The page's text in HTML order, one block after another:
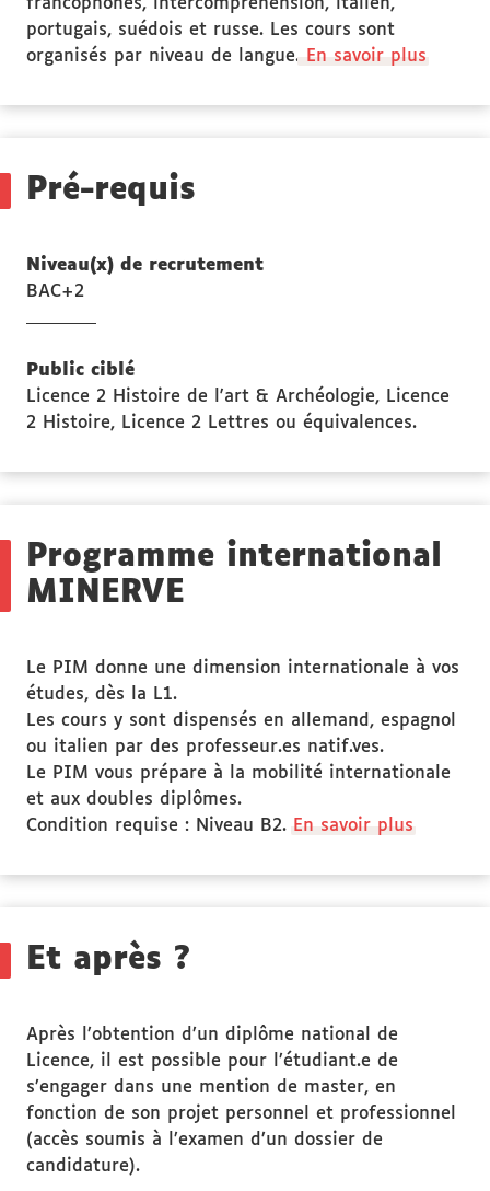
francophones, intercompréhension, italien,
portugais, suédois et russe. Les cours sont
organisés par niveau de langue.
En savoir plus
Pré-requis
Niveau(x) de recrutement
BAC+2
Public ciblé
Licence 2 Histoire de l'art & Archéologie, Licence
2 Histoire, Licence 2 Lettres ou équivalences.
Programme international
MINERVE
Le PIM donne une dimension internationale à vos
études, dès la L1.
Les cours y sont dispensés en allemand, espagnol
ou italien par des professeur.es natif.ves.
Le PIM vous prépare à la mobilité internationale
et aux doubles diplômes.
Condition requise : Niveau B2. En savoir plus
Et après ?
Après l’obtention d’un diplôme national de
Licence, il est possible pour l’étudiant.e de
s’engager dans une mention de master, en
fonction de son projet personnel et professionnel
(accès soumis à l’examen d’un dossier de
candidature).